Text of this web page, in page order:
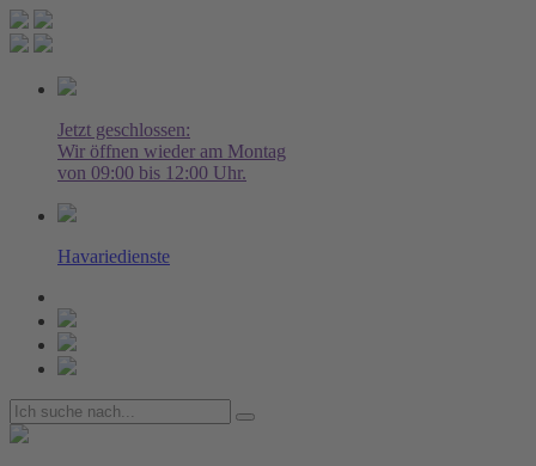
Jetzt geschlossen:
Wir öffnen wieder am Montag
von 09:00 bis 12:00 Uhr.
Havariedienste